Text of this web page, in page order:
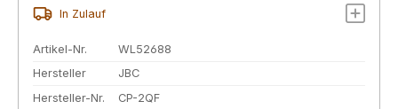
In Zulauf
Artikel-Nr.
WL52688
Hersteller
JBC
Hersteller-Nr.
CP-2QF